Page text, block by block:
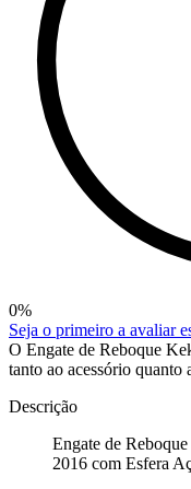
0%
Seja o primeiro a avaliar
O Engate de Reboque
tanto ao acessório quanto
Descrição
Engate de
2016 com Esfera